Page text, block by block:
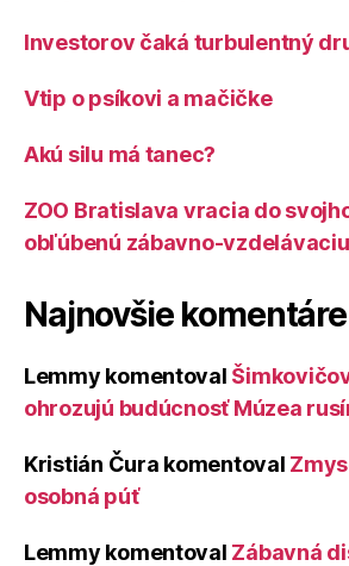
Investorov čaká turbulentný
Vtip o psíkovi a mačičke
Akú silu má tanec?
ZOO Bratislava vracia do
obľúbenú zábavno-
Najnovšie komentáre
Lemmy komentoval
ohrozujú budúcnosť Múzea
Kristián Čura komentoval
osobná púť
Lemmy komentoval Zábavná